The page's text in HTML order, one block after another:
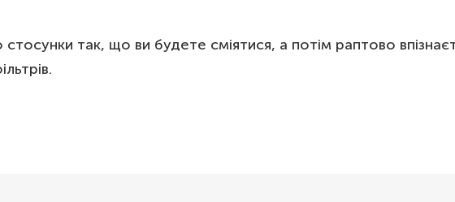
так, що ви будете сміятися, а потім раптово